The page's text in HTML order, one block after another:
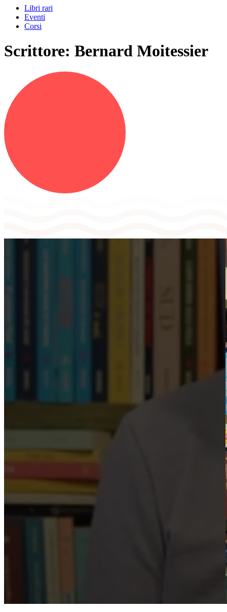
Libri rari
Eventi
Corsi
Scrittore: Bernard Moitessier